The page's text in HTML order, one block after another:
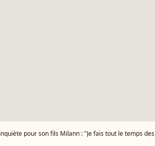
pour son fils Milann : "Je fais tout le temps